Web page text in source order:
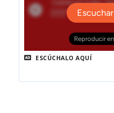
ESCÚCHALO AQUÍ